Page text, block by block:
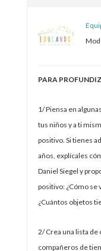
PARA
1/ Piensa en
tus niños y a ti
positivo. Si tienes
años, explícales
Daniel Siegel y
positivo: ¿Cómo se
¿Cuántos objetos
2/ Crea una lista de
compañeros de